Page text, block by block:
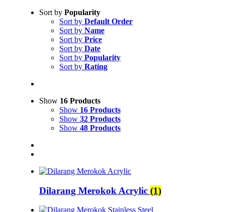
Sort by Popularity
Sort by Default Order
Sort by Name
Sort by Price
Sort by Date
Sort by Popularity
Sort by Rating
Show 16 Products
Show 16 Products
Show 32 Products
Show 48 Products
Dilarang Merokok Acrylic (1)